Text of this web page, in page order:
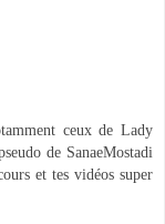
ceux de Lady
de SanaeMostadi
et tes vidéos super